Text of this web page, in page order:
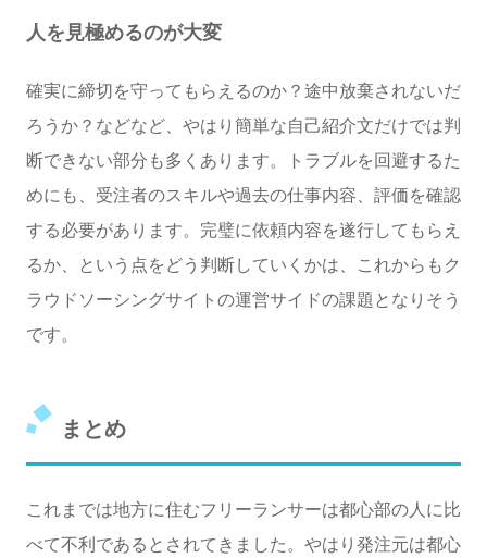
人を見極めるのが大変
確実に締切を守ってもらえるのか？途中放棄されないだ
ろうか？などなど、やはり簡単な自己紹介文だけでは判
断できない部分も多くあります。トラブルを回避するた
めにも、受注者のスキルや過去の仕事内容、評価を確認
する必要があります。完璧に依頼内容を遂行してもらえ
るか、という点をどう判断していくかは、これからもク
ラウドソーシングサイトの運営サイドの課題となりそう
です。
まとめ
これまでは地方に住むフリーランサーは都心部の人に比
べて不利であるとされてきました。やはり発注元は都心